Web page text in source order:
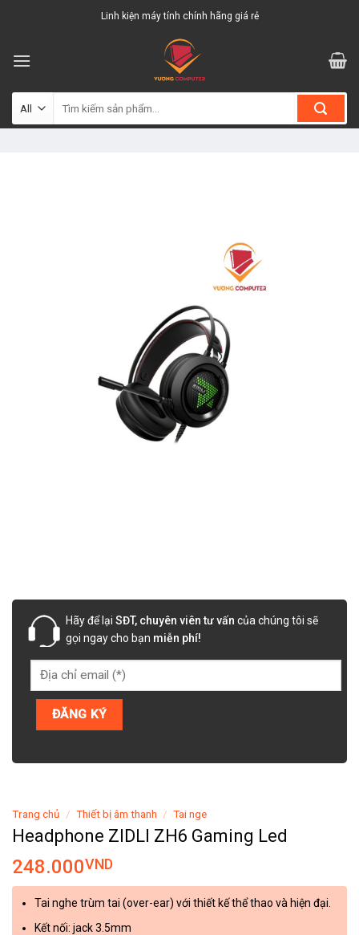
Linh kiện máy tính chính hãng giá rẻ
kiếm:
Hãy để lại SĐT, chuyên viên tư vấn của chúng tôi sẽ
gọi ngay cho bạn miễn phí!
Trang chủ / Thiết bị âm thanh / Tai nge
Headphone ZIDLI ZH6 Gaming Led
248.000VND
Tai nghe trùm tai (over-ear) với thiết kế thể thao và hiện đại.
Kết nối: jack 3.5mm